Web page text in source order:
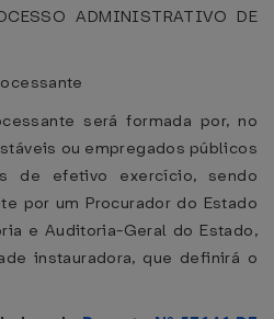
ADMINISTRATIVO DE
será formada por, no
ou empregados públicos
de efetivo exercício, sendo
por um Procurador do Estado
e Auditoria-Geral do Estado,
instauradora, que definirá o